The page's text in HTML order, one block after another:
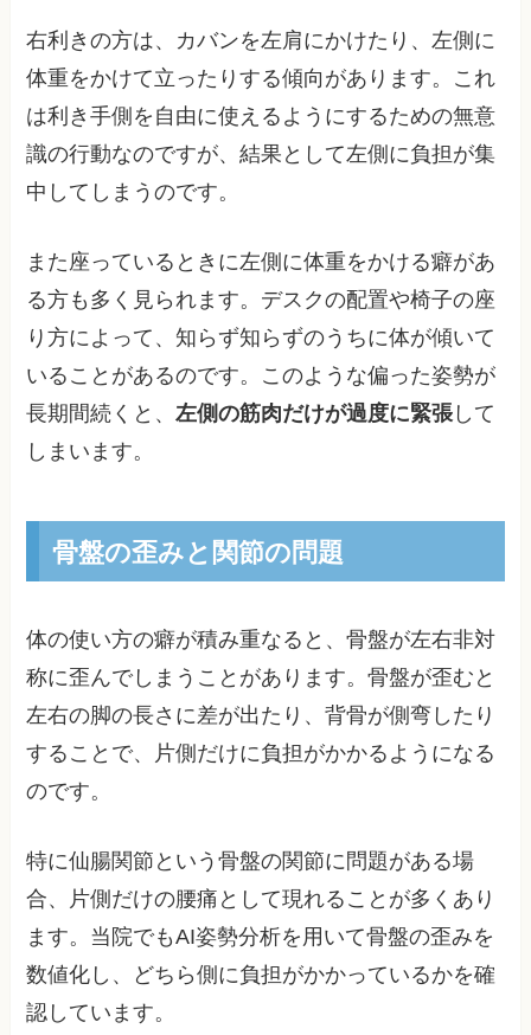
右利きの方は、カバンを左肩にかけたり、左側に
体重をかけて立ったりする傾向があります。これ
は利き手側を自由に使えるようにするための無意
識の行動なのですが、結果として左側に負担が集
中してしまうのです。
また座っているときに左側に体重をかける癖があ
る方も多く見られます。デスクの配置や椅子の座
り方によって、知らず知らずのうちに体が傾いて
いることがあるのです。このような偏った姿勢が
長期間続くと、左側の筋肉だけが過度に緊張 して
しまいます。
骨盤の歪みと関節の問題
体の使い方の癖が積み重なると、骨盤が左右非対
称に歪んでしまうことがあります。骨盤が歪むと
左右の脚の長さに差が出たり、背骨が側弯したり
することで、片側だけに負担がかかるようになる
のです。
特に仙腸関節という骨盤の関節に問題がある場
合、片側だけの腰痛として現れることが多くあり
ます。当院でもAI姿勢分析を用いて骨盤の歪みを
数値化し、どちら側に負担がかかっているかを確
認しています。